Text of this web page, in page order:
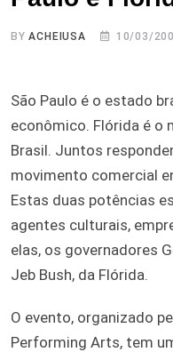
BYACHEIUSA 10/03/
São Paulo é o estado
econômico. Flórida é o
Brasil. Juntos
movimento comercial
Estas duas potências
agentes culturais,
elas, os governadores
Jeb Bush, da Flórida.
O evento, organizado
Performing Arts, tem